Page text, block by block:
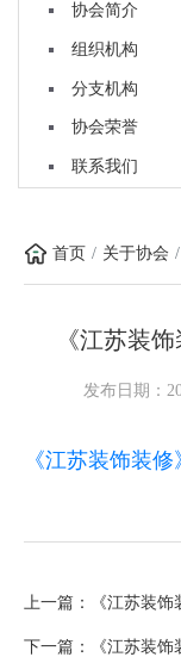
协会简介
组织机构
分支机构
协会荣誉
联系我们
首页 关于协会
《江苏装
发布日期：
《江苏装饰装
上一篇：《江苏装
下一篇：《江苏装饰